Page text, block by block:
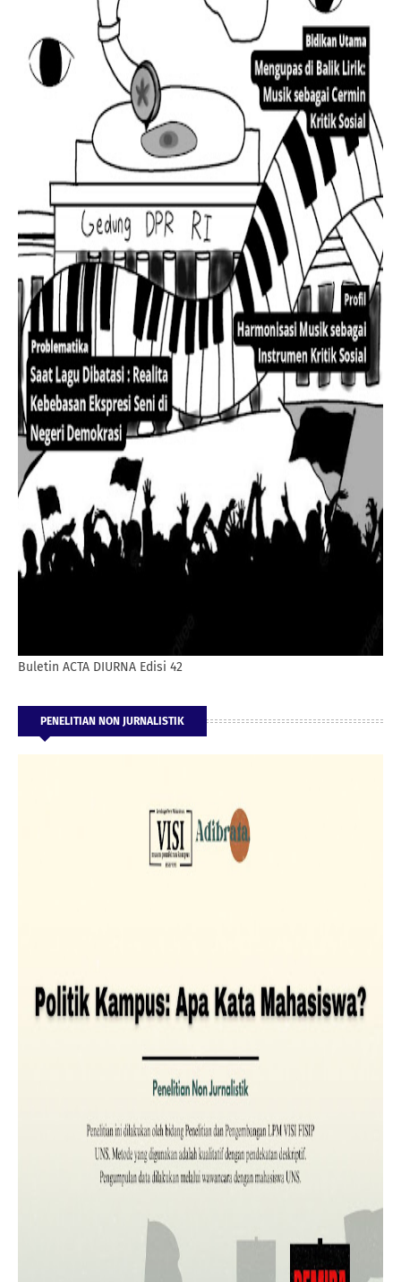
Buletin ACTA DIURNA Edisi 42
PENELITIAN NON JURNALISTIK